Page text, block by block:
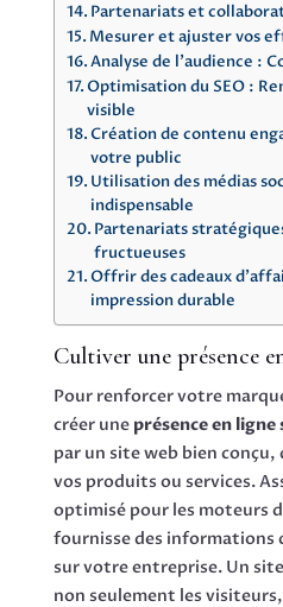
Partenariats et
Mesurer et ajuster vos
Analyse de l’audience :
Optimisation du SEO :
visible
Création de contenu
votre public
Utilisation des médias
indispensable
Partenariats
fructueuses
Offrir des cadeaux
impression durable
Cultiver une présence
Pour renforcer votre
créer uneprésence en ligne
par un site web bien
vos produits ou services.
optimisé pour les moteurs
fournisse des informations
sur votre entreprise. Un
non seulement les